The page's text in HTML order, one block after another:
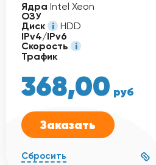
Ядра Intel Xeon
ОЗУ
Диск
HDD
IPv4/IPv6
Скорость
Трафик
368,00 руб-15%
368,00 руб
Заказать
Сбросить